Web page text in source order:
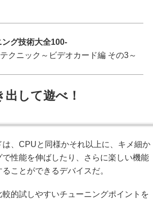
グ技術大全100-
クニック～ビデオカード編 その3～
して遊べ！
、CPUと同様かそれ以上に、キメ細か
で性能を伸ばしたり、さらに楽しい機能
ことができるデバイスだ。
的試しやすいチューニングポイントを